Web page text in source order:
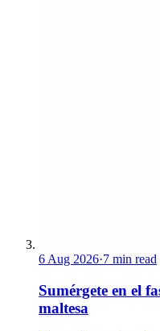
6 Aug 2026·7 min read
Sumérgete en el
maltesa